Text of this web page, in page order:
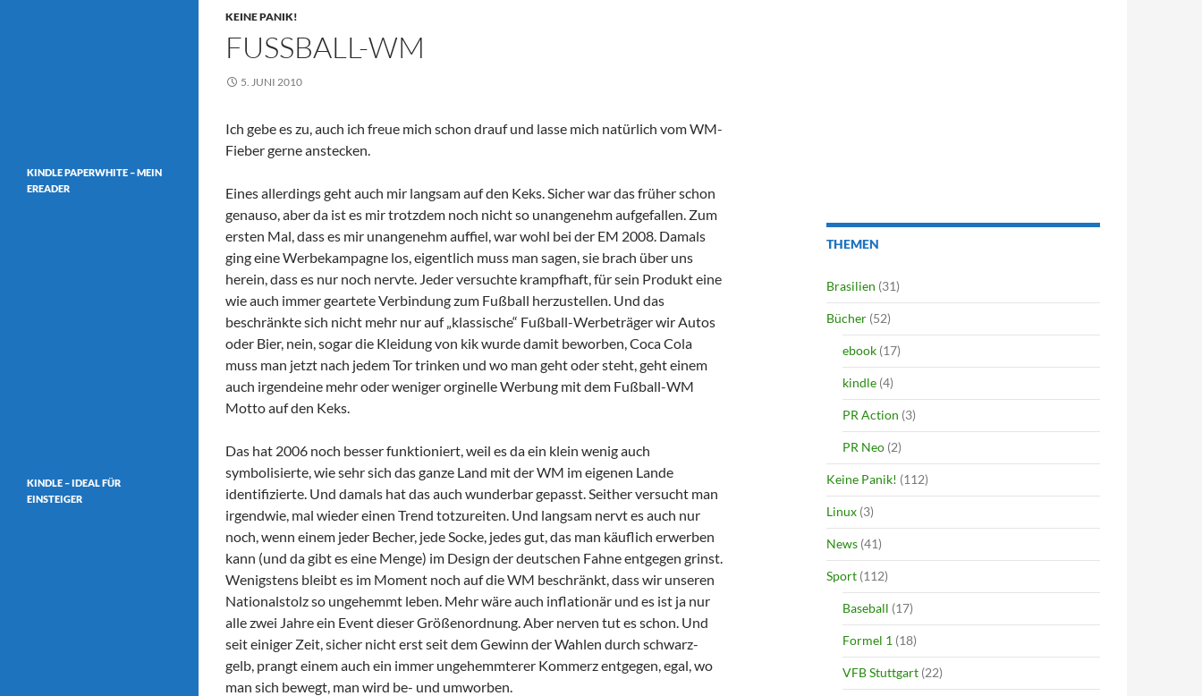
KEINE PANIK!
FUSSBALL-WM
5. JUNI 2010
Ich gebe es zu, auch ich freue mich schon drauf und lasse mich natürlich vom WM-
Fieber gerne anstecken.
Eines allerdings geht auch mir langsam auf den Keks. Sicher war das früher schon
genauso, aber da ist es mir trotzdem noch nicht so unangenehm aufgefallen. Zum
ersten Mal, dass es mir unangenehm auffiel, war wohl bei der EM 2008. Damals
ging eine Werbekampagne los, eigentlich muss man sagen, sie brach über uns
herein, dass es nur noch nervte. Jeder versuchte krampfhaft, für sein Produkt eine
wie auch immer geartete Verbindung zum Fußball herzustellen. Und das
beschränkte sich nicht mehr nur auf „klassische“ Fußball-Werbeträger wir Autos
oder Bier, nein, sogar die Kleidung von kik wurde damit beworben, Coca Cola
muss man jetzt nach jedem Tor trinken und wo man geht oder steht, geht einem
auch irgendeine mehr oder weniger orginelle Werbung mit dem Fußball-WM
Motto auf den Keks.
Das hat 2006 noch besser funktioniert, weil es da ein klein wenig auch
symbolisierte, wie sehr sich das ganze Land mit der WM im eigenen Lande
identifizierte. Und damals hat das auch wunderbar gepasst. Seither versucht man
irgendwie, mal wieder einen Trend totzureiten. Und langsam nervt es auch nur
noch, wenn einem jeder Becher, jede Socke, jedes gut, das man käuflich erwerben
kann (und da gibt es eine Menge) im Design der deutschen Fahne entgegen grinst.
Wenigstens bleibt es im Moment noch auf die WM beschränkt, dass wir unseren
Nationalstolz so ungehemmt leben. Mehr wäre auch inflationär und es ist ja nur
alle zwei Jahre ein Event dieser Größenordnung. Aber nerven tut es schon. Und
seit einiger Zeit, sicher nicht erst seit dem Gewinn der Wahlen durch schwarz-
gelb, prangt einem auch ein immer ungehemmterer Kommerz entgegen, egal, wo
man sich bewegt, man wird be- und umworben.
THEMEN
Brasilien (31)
Bücher (52)
ebook (17)
kindle (4)
PR Action (3)
PR Neo (2)
Keine Panik! (112)
Linux (3)
News (41)
Sport (112)
Baseball (17)
Formel 1 (18)
VFB Stuttgart (22)
KINDLE PAPERWHITE – MEIN
EREADER
KINDLE – IDEAL FÜR
EINSTEIGER